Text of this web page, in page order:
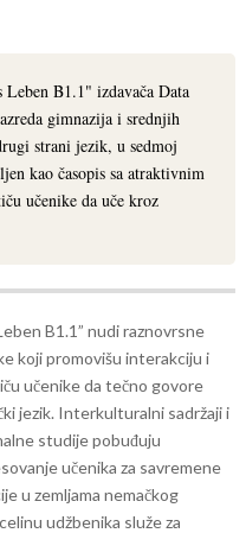
B1.1" izdavača Data
gimnazija i srednjih
strani jezik, u sedmoj
kao časopis sa atraktivnim
učenike da uče kroz
B1.1” nudi raznovrsne
koji promovišu interakciju i
učenike da tečno govore
jezik. Interkulturalni sadržaji i
studije pobuđuju
učenika za savremene
u zemljama nemačkog
udžbenika služe za